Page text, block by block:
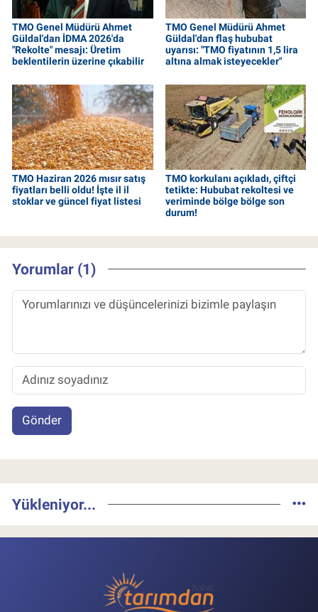
TMO Genel Müdürü Ahmet
Güldal'dan İDMA 2026'da
"Rekolte" mesajı: Üretim
beklentilerin üzerine çıkabilir
TMO Genel Müdürü Ahmet
Güldal'dan flaş hububat
uyarısı: "TMO fiyatının 1,5 lira
altına almak isteyecekler"
TMO Haziran 2026 mısır satış
fiyatları belli oldu! İşte il il
stoklar ve güncel fiyat listesi
TMO korkulanı açıkladı, çiftçi
tetikte: Hububat rekoltesi ve
veriminde bölge bölge son
durum!
Yorumlar (1)
Gönder
Yükleniyor...